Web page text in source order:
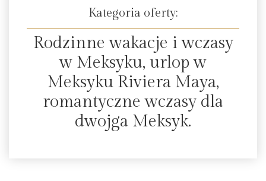
Kategoria oferty:
Rodzinne wakacje i wczasy
w Meksyku, urlop w
Meksyku Riviera Maya,
romantyczne wczasy dla
dwojga Meksyk.